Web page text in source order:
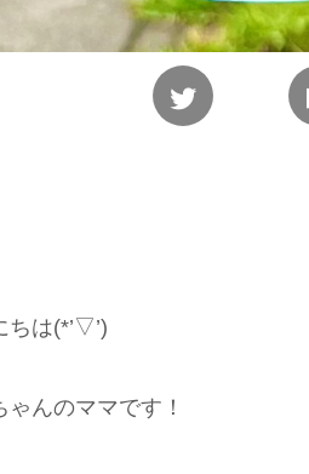
ちは(*’▽’)
ゃんのママです！